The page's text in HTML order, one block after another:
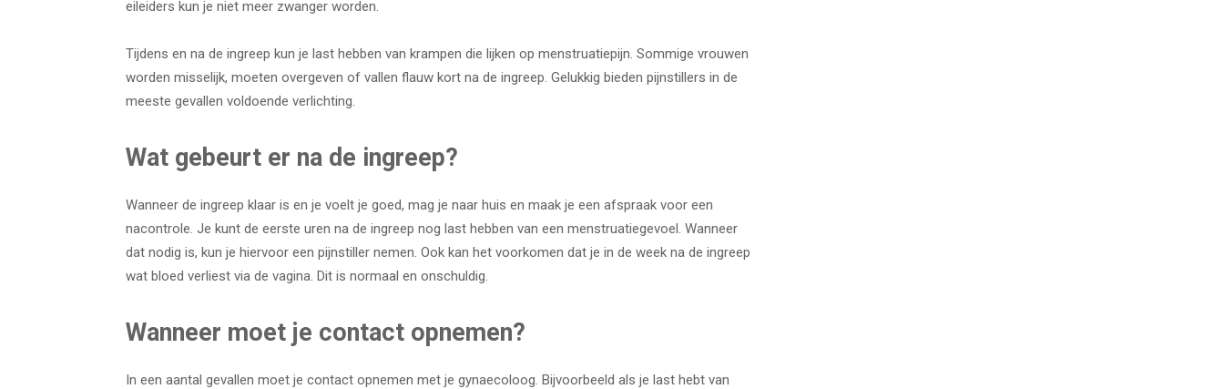
eileiders kun je niet meer zwanger worden.
Tijdens en na de ingreep kun je last hebben van krampen die lijken op menstruatiepijn. Sommige vrouwen
worden misselijk, moeten overgeven of vallen flauw kort na de ingreep. Gelukkig bieden pijnstillers in de
meeste gevallen voldoende verlichting.
Wat gebeurt er na de ingreep?
Wanneer de ingreep klaar is en je voelt je goed, mag je naar huis en maak je een afspraak voor een
nacontrole. Je kunt de eerste uren na de ingreep nog last hebben van een menstruatiegevoel. Wanneer
dat nodig is, kun je hiervoor een pijnstiller nemen. Ook kan het voorkomen dat je in de week na de ingreep
wat bloed verliest via de vagina. Dit is normaal en onschuldig.
Wanneer moet je contact opnemen?
In een aantal gevallen moet je contact opnemen met je gynaecoloog. Bijvoorbeeld als je last hebt van